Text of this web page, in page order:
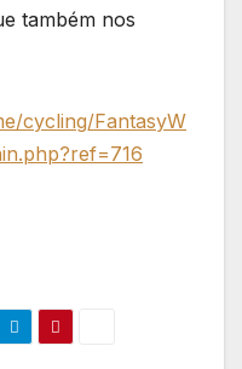
também nos
cycling/FantasyW